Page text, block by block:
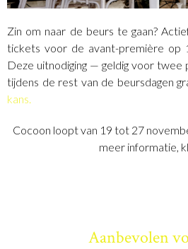
Zin om naar de beurs te gaan?
tickets voor de avant-première op
Deze uitnodiging — geldig voor
tijdens de rest van de beursdagen
kans.
Cocoon loopt van 19 tot 27
meer informatie,
Aanbevolen